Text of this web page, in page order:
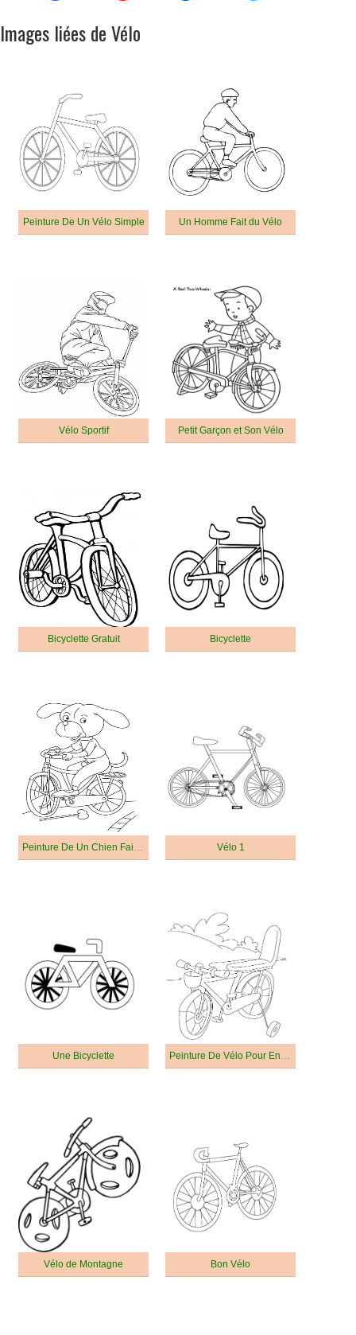
Images liées de Vélo
Peinture De Un Vélo Simple Un Homme Fait du Vélo
Vélo Sportif Petit Garçon et Son Vélo
Bicyclette Gratuit Bicyclette
Peinture De Un Chien Fait Du Vélo Vélo 1
Une Bicyclette Peinture De Vélo Pour Enfants
Vélo de Montagne Bon Vélo